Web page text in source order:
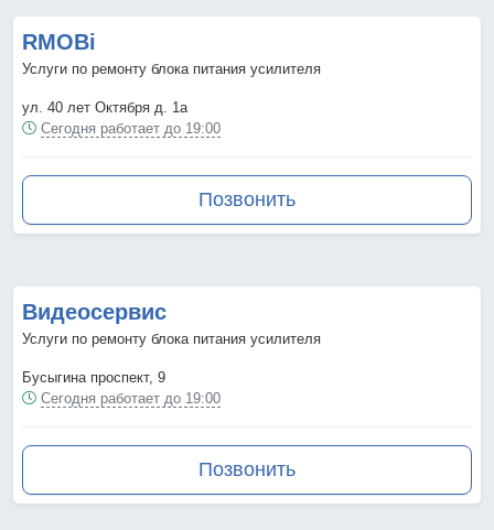
RMOBi
Услуги по ремонту блока питания усилителя
ул. 40 лет Октября д. 1а
Сегодня работает до 19:00
Позвонить
Видеосервис
Услуги по ремонту блока питания усилителя
Бусыгина проспект, 9
Сегодня работает до 19:00
Позвонить